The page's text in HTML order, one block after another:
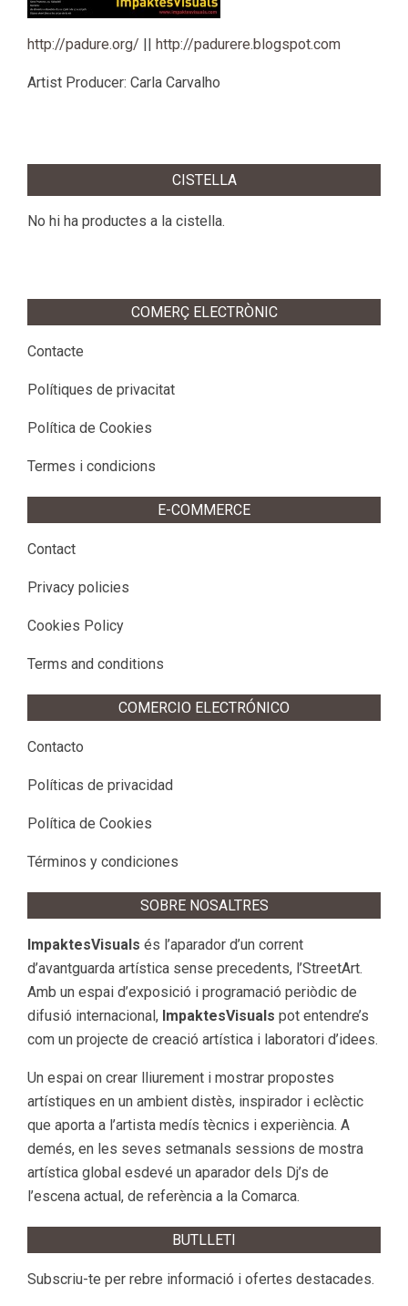
http://padure.org/ || http://padurere.blogspot.com
Artist Producer: Carla Carvalho
05-
CISTELLA
No hi ha productes a la cistella.
COMERÇ ELECTRÒNIC
Contacte
Polítiques de privacitat
Política de Cookies
Termes i condicions
E-COMMERCE
Contact
Privacy policies
Cookies Policy
Terms and conditions
COMERCIO ELECTRÓNICO
Contacto
Políticas de privacidad
Política de Cookies
Términos y condiciones
SOBRE NOSALTRES
ImpaktesVisuals és l’aparador d’un corrent
d’avantguarda artística sense precedents, l’StreetArt.
Amb un espai d’exposició i programació periòdic de
difusió internacional, ImpaktesVisuals pot entendre’s
com un projecte de creació artística i laboratori d’idees.
Un espai on crear lliurement i mostrar propostes
artístiques en un ambient distès, inspirador i eclèctic
que aporta a l’artista medís tècnics i experiència. A
demés, en les seves setmanals sessions de mostra
artística global esdevé un aparador dels Dj’s de
l’escena actual, de referència a la Comarca.
BUTLLETI
Subscriu-te per rebre informació i ofertes destacades.